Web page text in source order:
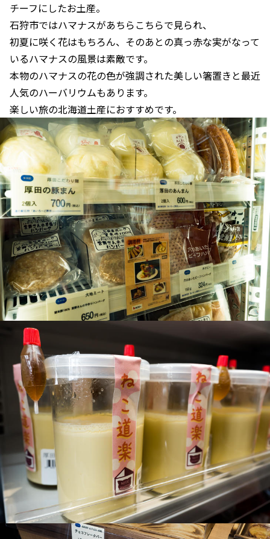
チーフにしたお土産。
石狩市ではハマナスがあちらこちらで見られ、
初夏に咲く花はもちろん、そのあとの真っ赤な実がなって
いるハマナスの風景は素敵です。
本物のハマナスの花の色が強調された美しい箸置きと最近
人気のハーバリウムもあります。
楽しい旅の北海道土産におすすめです。